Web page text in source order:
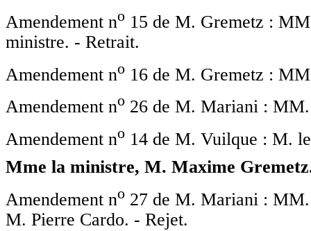
Amendement no 15 de M. Gremetz :
ministre. - Retrait.
Amendement no 16 de M. Gremetz :
Amendement no 26 de M. Mariani :
Amendement no 14 de M. Vuilque : M.
Mme la ministre, M. Maxime
Amendement no 27 de M. Mariani :
M. Pierre Cardo. - Rejet.